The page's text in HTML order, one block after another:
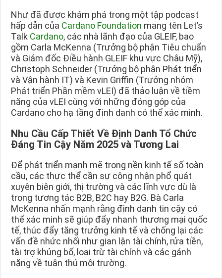
Như đã được khám phá trong một tập podcast
hấp dẫn của Cardano Foundation mang tên Let’s
Talk Cardano, các nhà lãnh đạo của GLEIF, bao
gồm Carla McKenna (Trưởng bộ phận Tiêu chuẩn
và Giám đốc Điều hành GLEIF khu vực Châu Mỹ),
Christoph Schneider (Trưởng bộ phận Phát triển
và Vận hành IT) và Kevin Griffin (Trưởng nhóm
Phát triển Phần mềm vLEI) đã thảo luận về tiềm
năng của vLEI cùng với những đóng góp của
Cardano cho hạ tầng định danh có thể xác minh.
Nhu Cầu Cấp Thiết Về Định Danh Tổ Chức
Đáng Tin Cậy Năm 2025 và Tương Lai
Để phát triển mạnh mẽ trong nền kinh tế số toàn
cầu, các thực thể cần sự công nhận phổ quát
xuyên biên giới, thị trường và các lĩnh vực dù là
trong tương tác B2B, B2C hay B2G. Bà Carla
McKenna nhấn mạnh rằng định danh tin cậy có
thể xác minh sẽ giúp đẩy nhanh thương mại quốc
tế, thúc đẩy tăng trưởng kinh tế và chống lại các
vấn đề nhức nhối như gian lận tài chính, rửa tiền,
tài trợ khủng bố, loại trừ tài chính và các gánh
nặng về tuân thủ môi trường.